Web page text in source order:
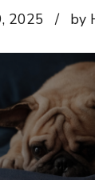
2025 by